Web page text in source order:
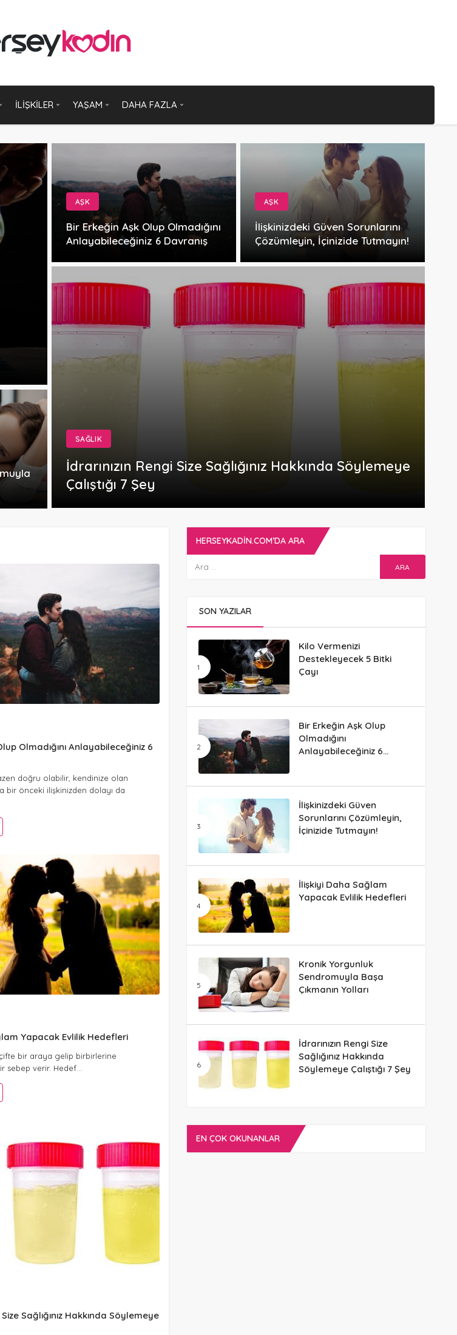
İLIŞKILER YAŞAM DAHA FAZLA
AŞK
Bir Erkeğin Aşk Olup Olmadığını
Anlayabileceğiniz 6 Davranış
AŞK
İlişkinizdeki Güven Sorunlarını
Çözümleyin, İçinizide Tutmayın!
SAĞLIK
İdrarınızın Rengi Size Sağlığınız Hakkında Söylemeye
Çalıştığı 7 Şey
Olmadığını Anlayabileceğiniz 6
doğru olabilir, kendinize olan
bir önceki ilişkinizden dolayı da
Yapacak Evlilik Hedefleri
bir araya gelip birbirlerine
sebep verir. Hedef…
Size Sağlığınız Hakkında Söylemeye
HERSEYKADIN.COM’DA ARA
SON YAZILAR
Kilo Vermenizi
Destekleyecek 5 Bitki
Çayı
Bir Erkeğin Aşk Olup
Olmadığını
Anlayabileceğiniz 6
İlişkinizdeki Güven
Sorunlarını Çözümleyin,
İçinizide Tutmayın!
İlişkiyi Daha Sağlam
Yapacak Evlilik Hedefleri
Kronik Yorgunluk
Sendromuyla Başa
Çıkmanın Yolları
İdrarınızın Rengi Size
Sağlığınız Hakkında
Söylemeye Çalıştığı 7 Şey
EN ÇOK OKUNANLAR